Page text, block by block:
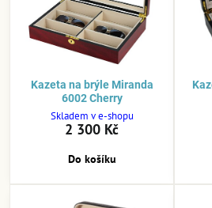
Kazeta na brýle Miranda
6002 Cherry
Skladem v e-shopu
2 300 Kč
Do košíku